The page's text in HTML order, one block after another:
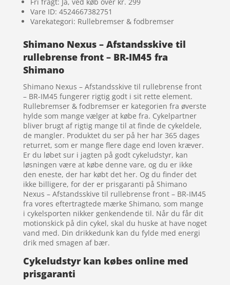
Vare ID: 4524667382751
Varekategori: Rullebremser & fodbremser
Shimano Nexus – Afstandsskive til
rullebrense front – BR-IM45 fra
Shimano
Shimano Nexus – Afstandsskive til rullebrense front
– BR-IM45 fungerer rigtig godt i sit rette element.
Rullebremser & fodbremser er kategorien fra øverste
hylde som mange vælger at købe fra. Cykelpartner
bliver brugt af rigtig mange til at finde de cykeldele,
de mangler. Produktet du ser på her har 365 dages
returret, som er mange flere dage end loven kræver.
Er du løbet sur i jagten på godt cykeludstyr, kan
løsningen være at købe denne vare, og du er ikke
den eneste, der har købt det her. Og du finder det
ikke billigere, for der er prisgaranti på Shimano
Nexus – Afstandsskive til rullebrense front – BR-IM45
fra vores eftertragtede mærke Shimano, som mange
i cykelsporten nikker genkendende til. Når du får dit
motionskick på din cykel, skal du huske at have noget
vand med. Din drikkedunk kan du fylde med energi
drik med smagen af bær.
Cykeludstyr kan købes online med
prisgaranti